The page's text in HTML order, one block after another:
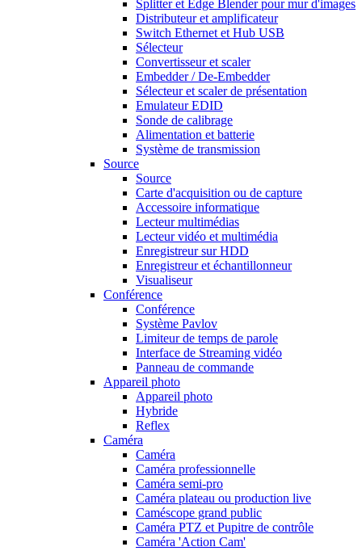
Splitter et Edge Blender pour mur d'images
Distributeur et amplificateur
Switch Ethernet et Hub USB
Sélecteur
Convertisseur et scaler
Embedder / De-Embedder
Sélecteur et scaler de présentation
Emulateur EDID
Sonde de calibrage
Alimentation et batterie
Système de transmission
Source
Source
Carte d'acquisition ou de capture
Accessoire informatique
Lecteur multimédias
Lecteur vidéo et multimédia
Enregistreur sur HDD
Enregistreur et échantillonneur
Visualiseur
Conférence
Conférence
Système Pavlov
Limiteur de temps de parole
Interface de Streaming vidéo
Panneau de commande
Appareil photo
Appareil photo
Hybride
Reflex
Caméra
Caméra
Caméra professionnelle
Caméra semi-pro
Caméra plateau ou production live
Caméscope grand public
Caméra PTZ et Pupitre de contrôle
Caméra 'Action Cam'